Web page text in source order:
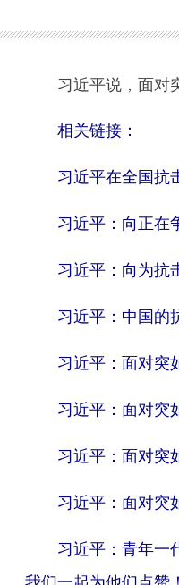
习近平说，面对
相关链接：
习近平在全国抗
习近平：向正在
习近平：向为抗
习近平：中国的
习近平：面对突
习近平：面对突
习近平：面对突
习近平：面对突
习近平：青年一